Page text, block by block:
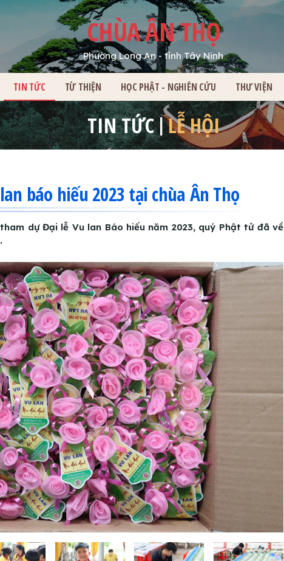
CHÙA ÂN THỌ
Phường Long An - tỉnh Tây Ninh
CHỦ
TIN TỨC TỪ THIỆN HỌC PHẬT - NGHIÊN CỨU THƯ VIỆN
TIN TỨC LỄ HỘI
báo hiếu 2023 tại chùa Ân Thọ
dự Đại lễ Vu lan Báo hiếu năm 2023, quý Phật tử đã về